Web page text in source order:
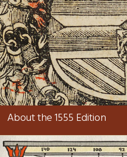
About the 1555 Edition